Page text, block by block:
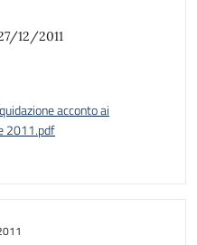
12/2011
acconto ai
2011.pdf